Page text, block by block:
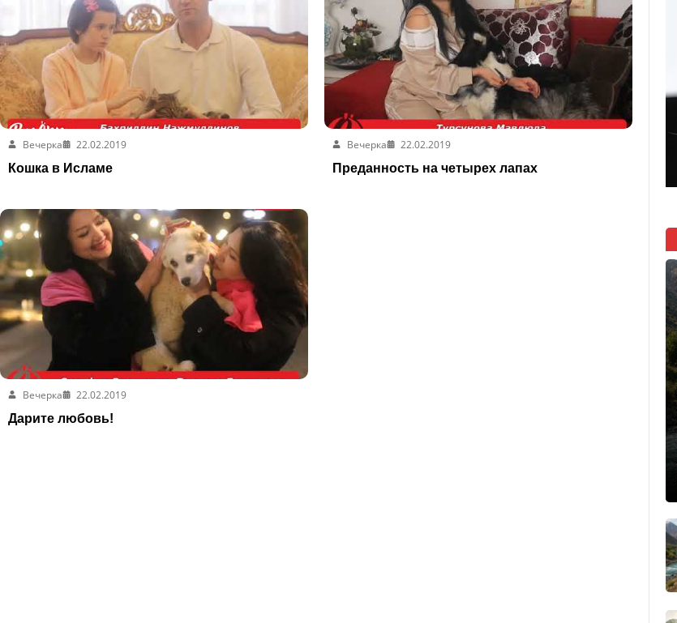
Вечерка
22.02.2019
Кошка в Исламе
Вечерка
22.02.2019
Преданность на четырех лапах
Вечерка
22.02.2019
Дарите любовь!